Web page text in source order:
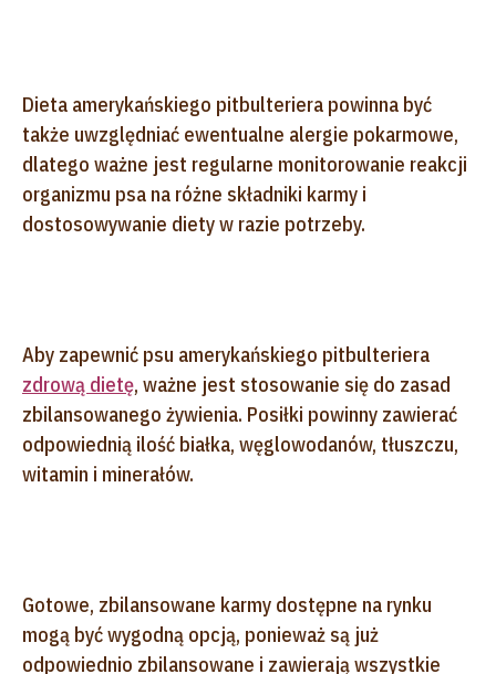
Dieta amerykańskiego pitbulteriera powinna być
także uwzględniać ewentualne alergie pokarmowe,
dlatego ważne jest regularne monitorowanie reakcji
organizmu psa na różne składniki karmy i
dostosowywanie diety w razie potrzeby.
Aby zapewnić psu amerykańskiego pitbulteriera
zdrową dietę, ważne jest stosowanie się do zasad
zbilansowanego żywienia. Posiłki powinny zawierać
odpowiednią ilość białka, węglowodanów, tłuszczu,
witamin i minerałów.
Gotowe, zbilansowane karmy dostępne na rynku
mogą być wygodną opcją, ponieważ są już
odpowiednio zbilansowane i zawierają wszystkie